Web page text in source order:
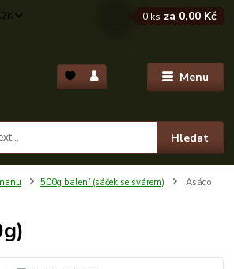
Menu
Hledat
0 ks za 0,00 Kč
500g balení (sáček se svárem)
Asádo